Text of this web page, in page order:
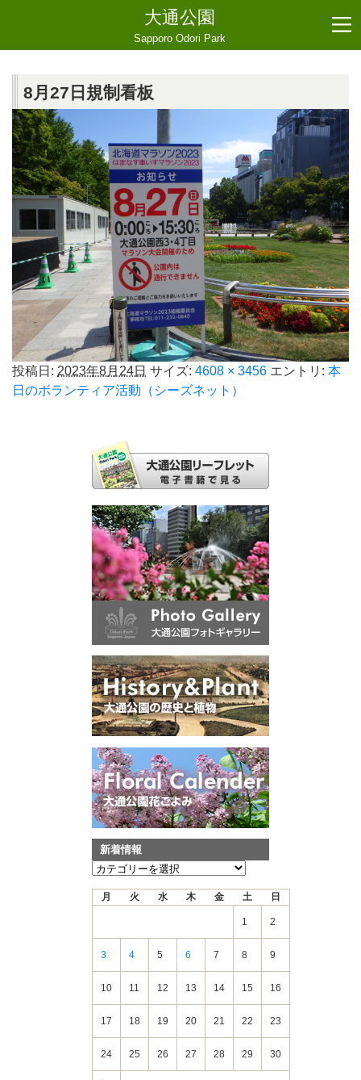
大通公園
Sapporo Odori Park
8月27日規制看板
投稿日: 2023年8月24日 サイズ: 4608 × 3456 エントリ: 本
日のボランティア活動（シーズネット）
新着情報
新
月 火 水 木 金 土 日
1 2
3 4 5 6 7 8 9
10 11 12 13 14 15 16
17 18 19 20 21 22 23
24 25 26 27 28 29 30